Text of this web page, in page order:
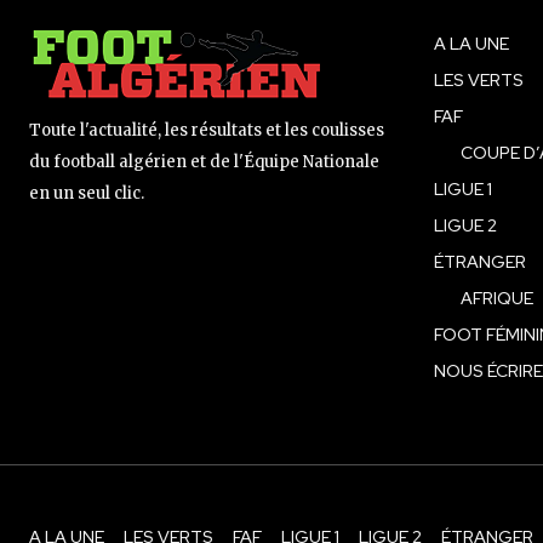
Toute l'actualité, les résultats et les coulisses
du football algérien et de l'Équipe Nationale
en un seul clic.
A LA UNE
LES VERTS
FAF
COUPE
LIGUE 1
LIGUE 2
ÉTRANGER
AFRIQUE
FOOT
NOUS ÉCRIRE
A LA UNE LES VERTS FAF LIGUE 1 LIGUE 2 ÉTRANGER